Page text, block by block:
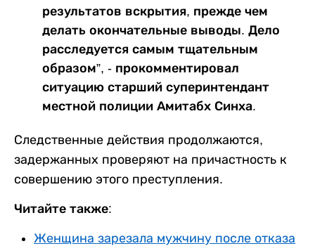
результатов вскрытия, прежде чем
делать окончательные выводы. Дело
расследуется самым тщательным
образом”, - прокомментировал
ситуацию старший суперинтендант
местной полиции Амитабх Синха.
Следственные действия продолжаются,
задержанных проверяют на причастность к
совершению этого преступления.
Читайте также:
Женщина зарезала мужчину после отказа